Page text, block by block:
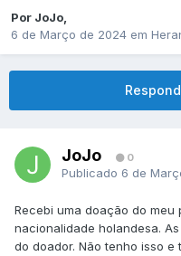
Por JoJo,
6 de Março de 2024 em
JoJo 0
Publicado 6 de
Recebi uma doação do meu
nacionalidade holandesa.
do doador. Não tenho isso e